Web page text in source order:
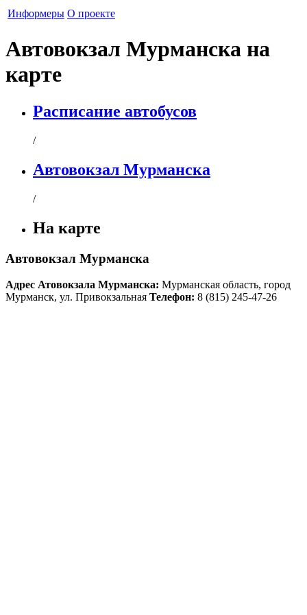
Информеры О проекте
Автовокзал Мурманска на
карте
Расписание автобусов
/
Автовокзал Мурманска
/
На карте
Автовокзал Мурманска
Адрес Атовокзала Мурманска: Мурманская область, город
Мурманск, ул. Привокзальная Телефон: 8 (815) 245-47-26